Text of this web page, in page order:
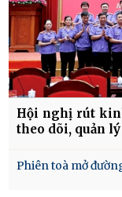
Hội nghị rút
theo dõi, quản
Phiên toà mở